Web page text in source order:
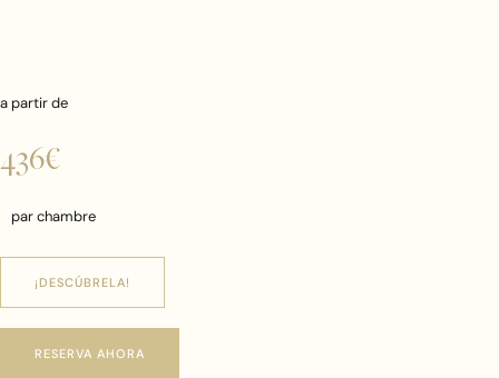
a partir de
436€
par chambre
¡DESCÚBRELA!
RESERVA AHORA